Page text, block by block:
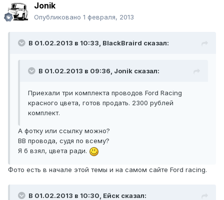
Jonik
Опубликовано 1 февраля, 2013
В 01.02.2013 в 10:33, BlackBraird сказал:
В 01.02.2013 в 09:36, Jonik сказал:
Приехали три комплекта проводов Ford Racing
красного цвета, готов продать. 2300 рублей
комплект.
А фотку или ссылку можно?
ВВ провода, судя по всему?
Я б взял, цвета ради.
Фото есть в начале этой темы и на самом сайте Ford racing.
В 01.02.2013 в 10:30, Ейск сказал: